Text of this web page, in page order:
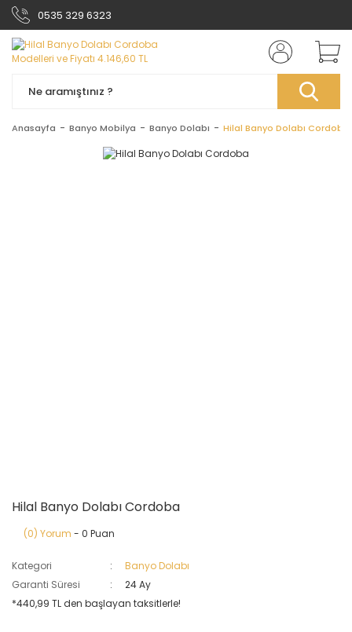
0535 329 6323
Anasayfa Banyo Mobilya Banyo Dolabı Hilal Banyo Dolabı Cordoba
Hilal Banyo Dolabı Cordoba
(0) Yorum - 0 Puan
Kategori
Banyo Dolabı
Garanti Süresi
24 Ay
*440,99 TL den başlayan taksitlerle!